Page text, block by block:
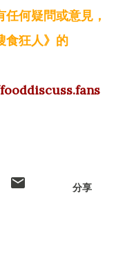
何疑問或意見，
食狂人》的
分享